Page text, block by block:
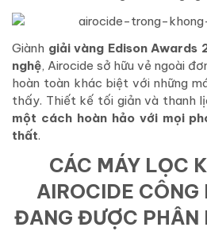
Giành giải vàng Edison Awards
nghệ, Airocide sở hữu vẻ ngoài
hoàn toàn khác biệt với những
thấy. Thiết kế tối giản và thanh
một cách hoàn hảo với mọi
thất.
CÁC MÁY LỌC
AIROCIDE CÔNG
ĐANG ĐƯỢC PHÂN